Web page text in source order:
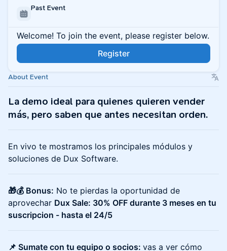
Past Event
Welcome! To join the event, please register below.
Register
About Event
La demo ideal para quienes quieren vender
más, pero saben que antes necesitan orden.
En vivo te mostramos los principales módulos y
soluciones de Dux Software.
🎁💰 Bonus: No te pierdas la oportunidad de
aprovechar Dux Sale: 30% OFF durante 3 meses en tu
suscripcion - hasta el 24/5
📌 Sumate con tu equipo o socios: vas a ver cómo